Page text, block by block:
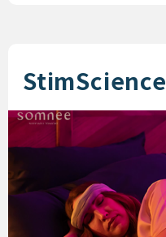
StimScience